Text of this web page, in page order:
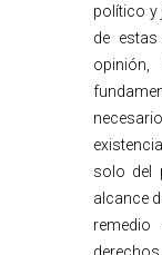
político y
de
opinión,
solo del
alcance